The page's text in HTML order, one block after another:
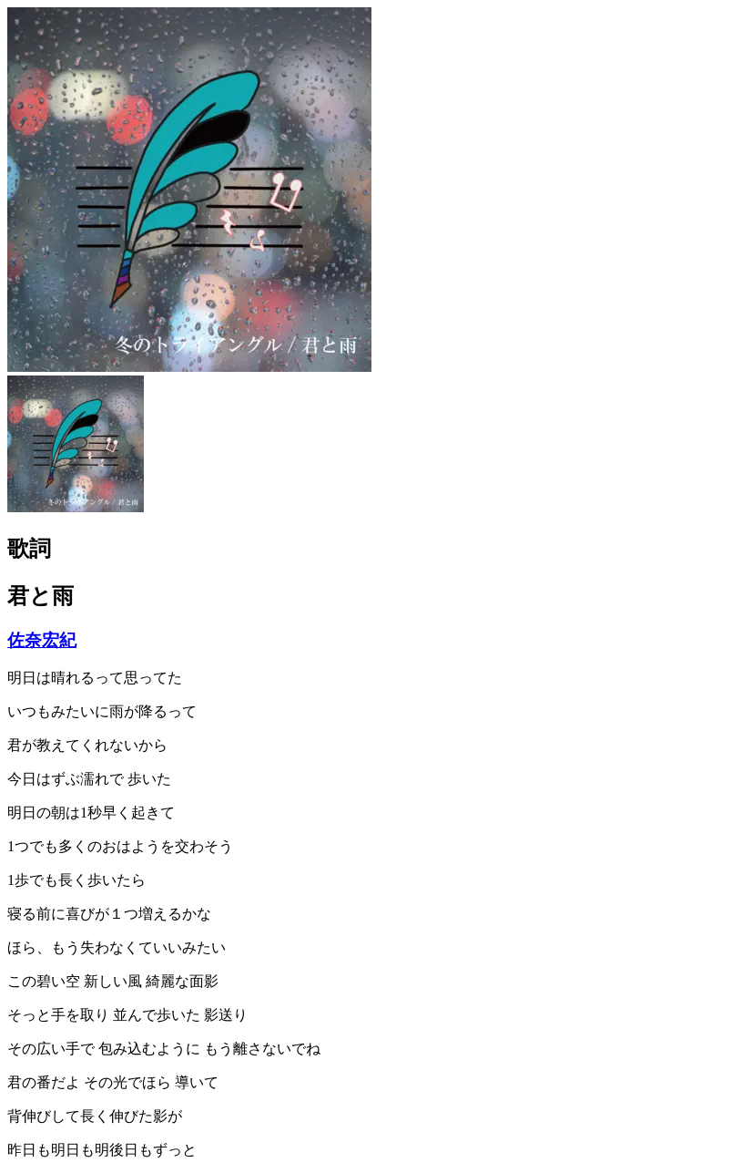
歌詞
君と雨
佐奈宏紀
明日は晴れるって思ってた
いつもみたいに雨が降るって
君が教えてくれないから
今日はずぶ濡れで 歩いた
明日の朝は1秒早く起きて
1つでも多くのおはようを交わそう
1歩でも長く歩いたら
寝る前に喜びが１つ増えるかな
ほら、もう失わなくていいみたい
この碧い空 新しい風 綺麗な面影
そっと手を取り 並んで歩いた 影送り
その広い手で 包み込むように もう離さないでね
君の番だよ その光でほら 導いて
背伸びして長く伸びた影が
昨日も明日も明後日もずっと